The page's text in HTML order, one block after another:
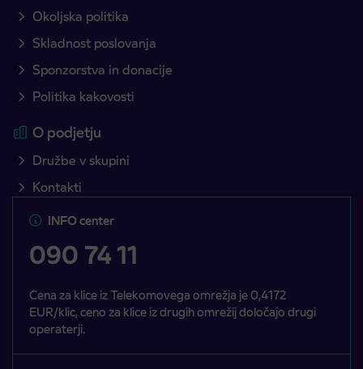
Okoljska politika
Skladnost poslovanja
Sponzorstva in donacije
Politika kakovosti
O podjetju
Družbe v skupini
Kontakti
INFO center
090 74 11
Cena za klice iz Telekomovega omrežja je 0,4172
EUR/klic, ceno za klice iz drugih omrežij določajo drugi
operaterji.